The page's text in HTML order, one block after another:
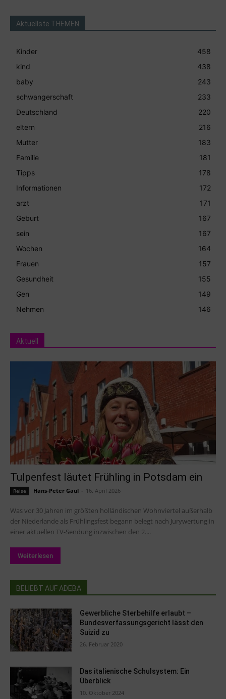
Aktuellste THEMEN
Kinder
458
kind
438
baby
243
schwangerschaft
233
Deutschland
220
eltern
216
Mutter
183
Familie
181
Tipps
178
Informationen
172
arzt
171
Geburt
167
sein
167
Wochen
164
Frauen
157
Gesundheit
155
Gen
149
Nehmen
146
Aktuell
Tulpenfest läutet Frühling in Potsdam ein
Reise Hans-Peter Gaul 16. April 2026
Was vor 30 Jahren im größten holländischen Wohnviertel außerhalb
der Niederlande als Frühlingsfest begann belegt nach Jurywertung in
einer aktuellen TV-Sendung inzwischen den 2....
Weiterlesen
BELIEBT AUF ADEBA
Gewerbliche Sterbehilfe erlaubt –
Bundesverfassungsgericht lässt den
Suizid zu
26. Februar 2020
Das italienische Schulsystem: Ein
Überblick
10. Oktober 2024